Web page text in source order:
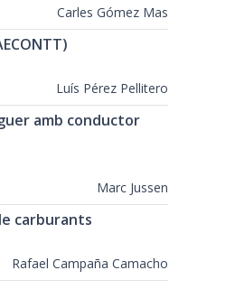
Carles Gómez Mas
Luís Pérez Pellitero
amb conductor
Marc Jussen
carburants
Rafael Campaña Camacho